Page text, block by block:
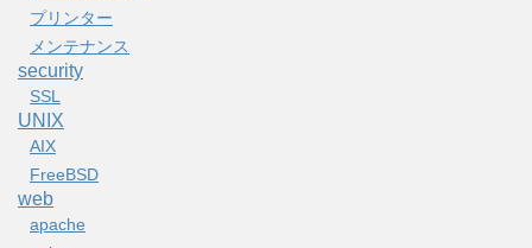
プリンター
メンテナンス
security
SSL
UNIX
AIX
FreeBSD
web
apache